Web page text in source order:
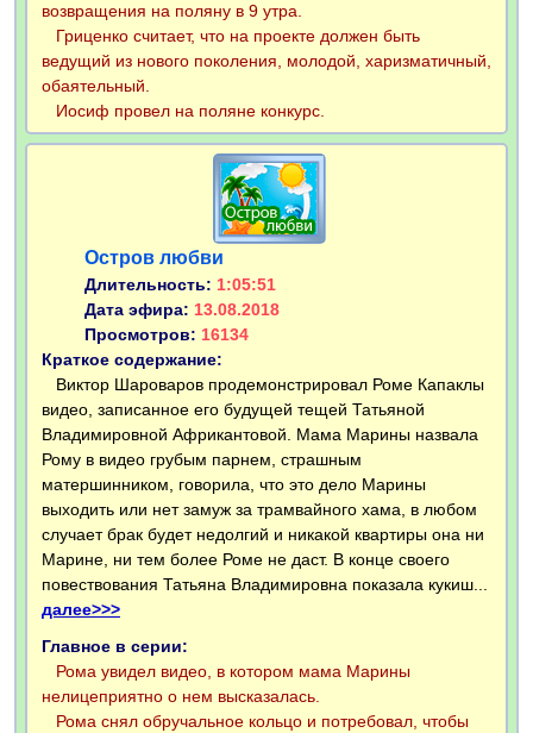
возвращения на поляну в 9 утра.
Гриценко считает, что на проекте должен быть
ведущий из нового поколения, молодой, харизматичный,
обаятельный.
Иосиф провел на поляне конкурс.
Остров любви
Длительность: 1:05:51
Дата эфира: 13.08.2018
Просмотров: 16134
Краткое содержание:
Виктор Шароваров продемонстрировал Роме Капаклы
видео, записанное его будущей тещей Татьяной
Владимировной Африкантовой. Мама Марины назвала
Рому в видео грубым парнем, страшным
матершинником, говорила, что это дело Марины
выходить или нет замуж за трамвайного хама, в любом
случает брак будет недолгий и никакой квартиры она ни
Марине, ни тем более Роме не даст. В конце своего
повествования Татьяна Владимировна показала кукиш...
далее>>>
Главное в серии:
Рома увидел видео, в котором мама Марины
нелицеприятно о нем высказалась.
Рома снял обручальное кольцо и потребовал, чтобы